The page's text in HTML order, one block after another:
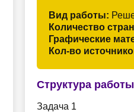
Вид работы:
Количество
Графические
Кол-во
Структура
Задача 1